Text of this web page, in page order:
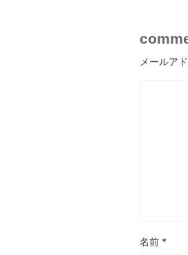
メールア
名前 *